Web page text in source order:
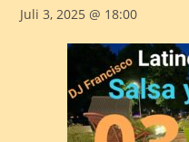
Juli 3, 2025 @ 18:00